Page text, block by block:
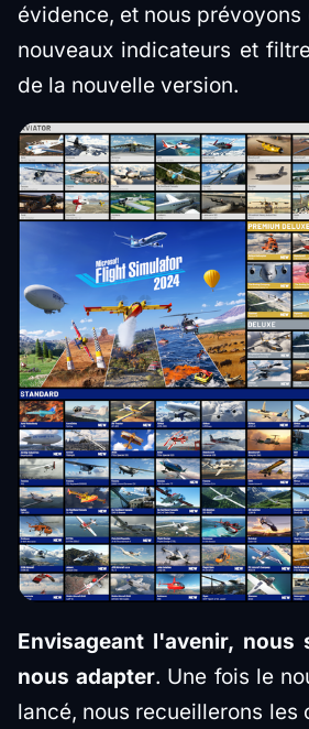
évidence, et nous
nouveaux indicateurs et
de la nouvelle version.
Envisageant l'avenir, nous
nous adapter. Une fois le
lancé, nous recueillerons les